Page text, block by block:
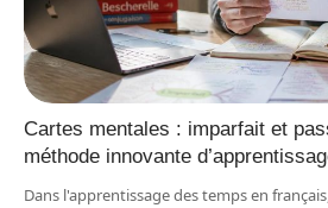
Cartes mentales : imparfait et
méthode innovante
Dans l'apprentissage des temps en